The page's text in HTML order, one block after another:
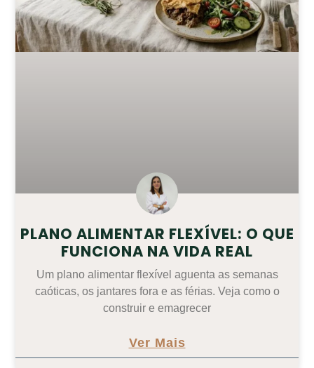
PLANO ALIMENTAR FLEXÍVEL: O QUE
FUNCIONA NA VIDA REAL
Um plano alimentar flexível aguenta as semanas
caóticas, os jantares fora e as férias. Veja como o
construir e emagrecer
Ver Mais